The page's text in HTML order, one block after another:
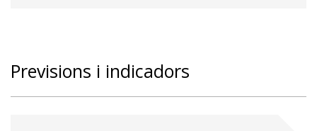
Previsions i indicadors